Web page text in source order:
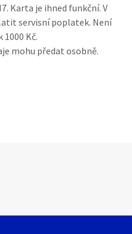
Karta je ihned funkční. V
servisní poplatek. Není
Kč.
mohu předat osobně.